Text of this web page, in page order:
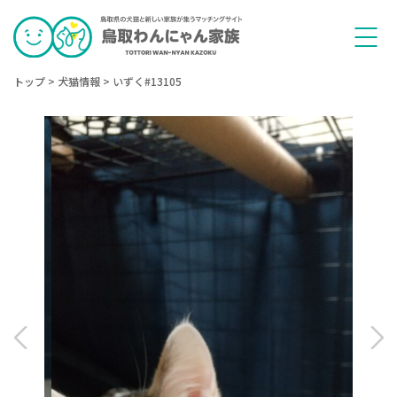
トップ > 犬猫情報 > いずく#13105